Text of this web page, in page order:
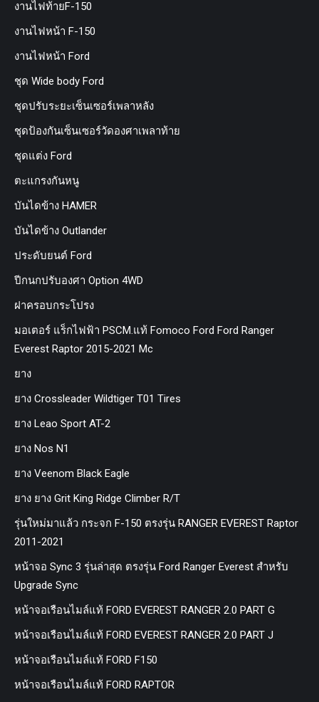
งานไฟท้ายF-150
งานไฟหน้า F-150
งานไฟหน้า Ford
ชุด Wide body Ford
ชุดปรับระยะเซ็นเซอร์เพลาหลัง
ชุดป้องกันเซ็นเซอร์วัดองศาเพลาท้าย
ชุดแต่ง Ford
ตะแกรงกันหนู
บันไดข้าง HAMER
บันไดข้าง Outlander
ประดับยนต์ Ford
ปีกนกปรับองศา Option 4WD
ฝาครอบกระโปรง
มอเตอร์ แร็กไฟฟ้า PSCM.แท้ Fomoco Ford Ford Ranger
Everest Raptor 2015-2021 Mc
ยาง
ยาง Crossleader Wildtiger T01 Tires
ยาง Leao Sport AT-2
ยาง Nos N1
ยาง Veenom Black Eagle
ยาง ยาง Grit King Ridge Climber R/T
รุ่นใหม่มาแล้ว กระจก F-150 ตรงรุ่น RANGER EVEREST Raptor
2011-2021
หน้าจอ Sync 3 รุ่นล่าสุด ตรงรุ่น Ford Ranger Everest สำหรับ
Upgrade Sync
หน้าจอเรือนไมล์แท้ FORD EVEREST RANGER 2.0 PART G
หน้าจอเรือนไมล์แท้ FORD EVEREST RANGER 2.0 PART J
หน้าจอเรือนไมล์แท้ FORD F150
หน้าจอเรือนไมล์แท้ FORD RAPTOR